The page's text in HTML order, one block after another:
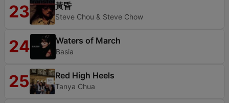
23 黃昏
Steve Chou & Steve Chow
24 Waters of March
Basia
25 Red High Heels
Tanya Chua